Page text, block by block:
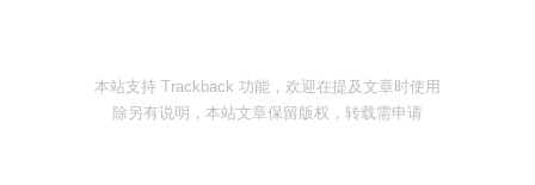
本站支持 Trackback 功能，欢迎在提及文章时使用
除另有说明，本站文章保留版权，转载需申请